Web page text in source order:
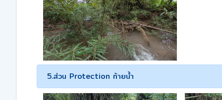
5.ส่วน Protection ท้ายน้ำ